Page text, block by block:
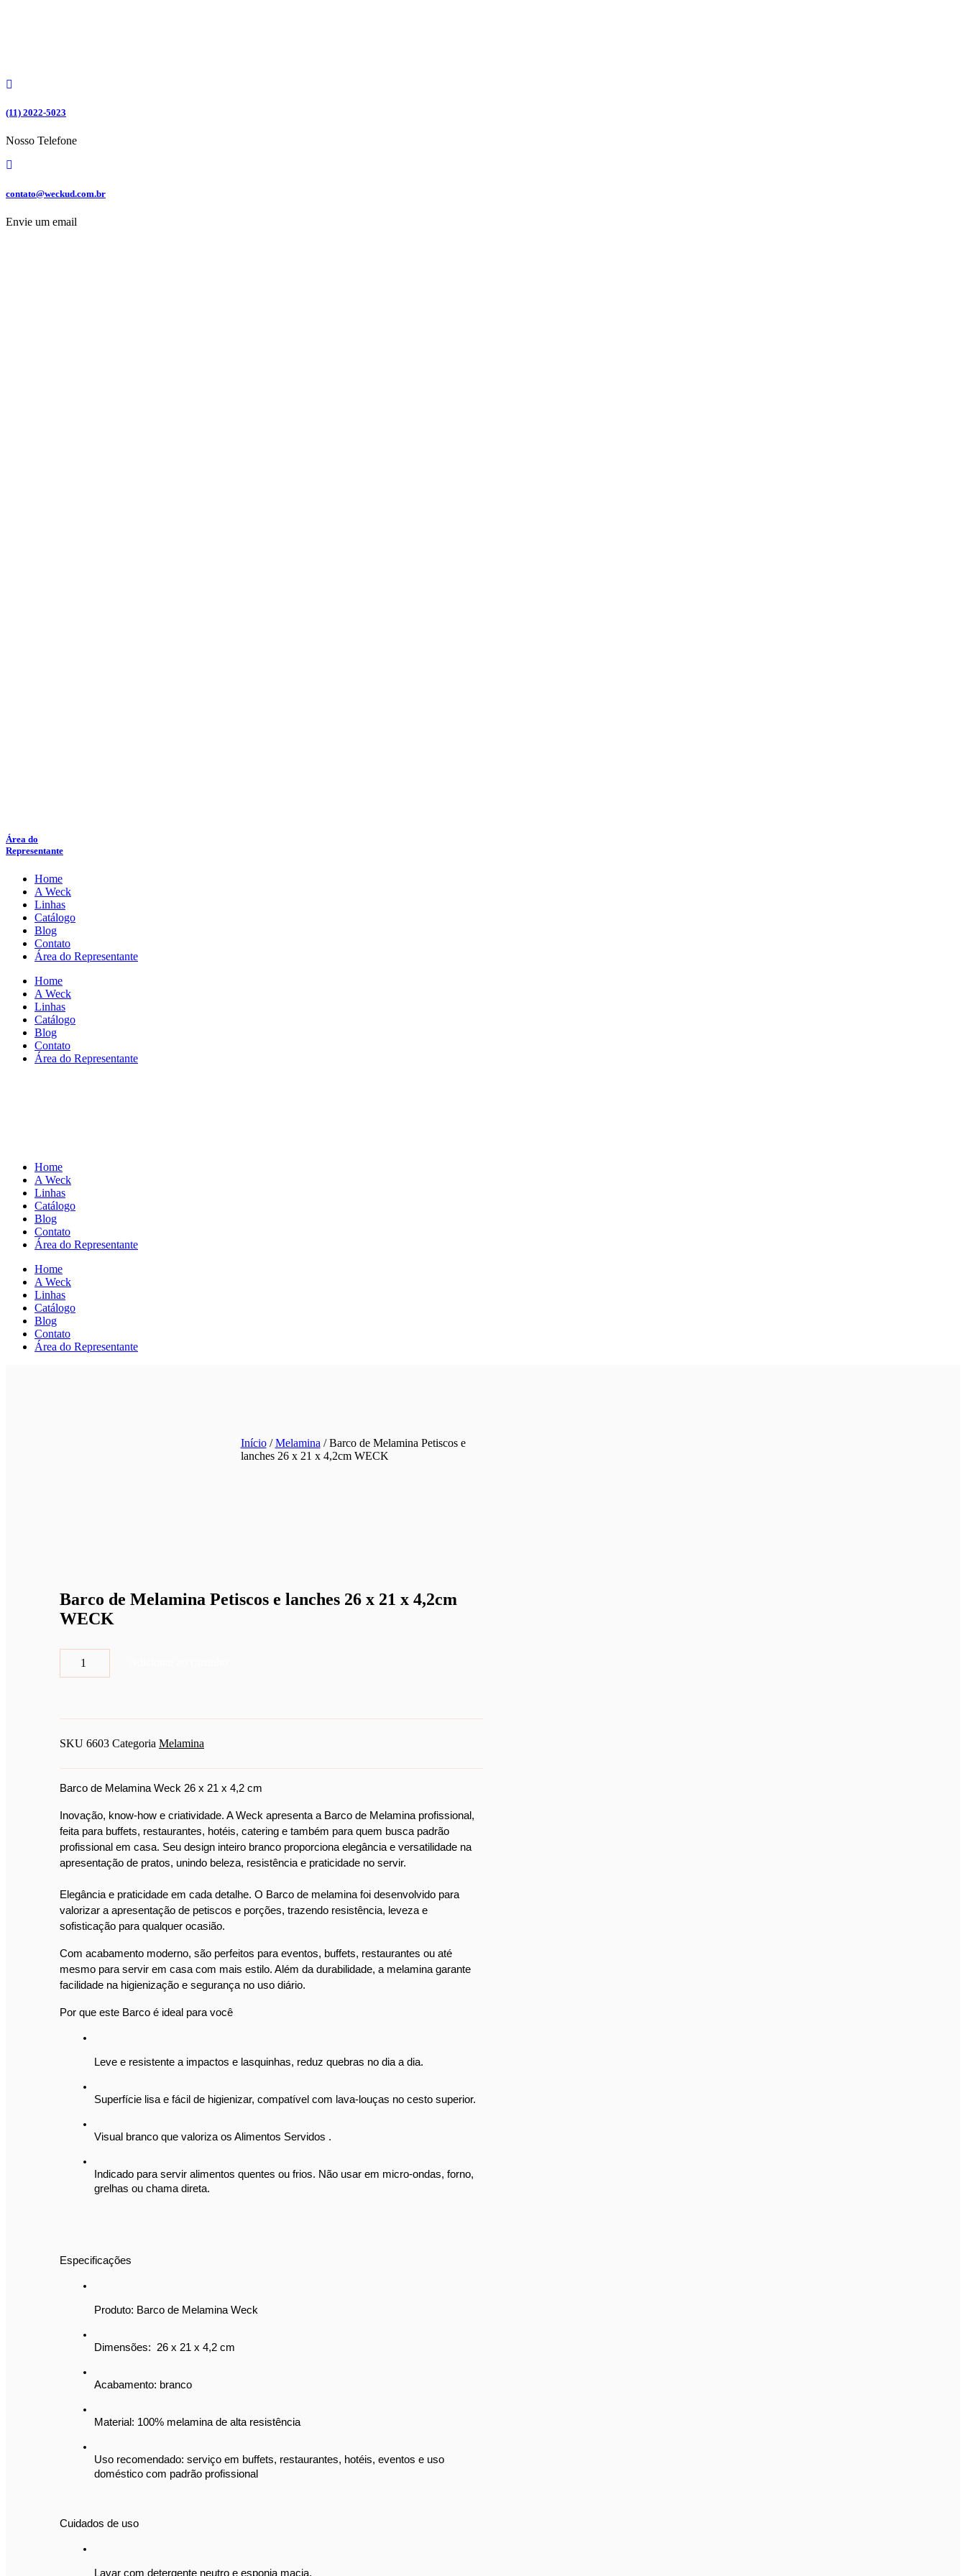
(11) 2022-5023
Nosso Telefone
contato@weckud.com.br
Envie um email
Área do
Representante
Home
A Weck
Linhas
Catálogo
Blog
Contato
Área do Representante
Home
A Weck
Linhas
Catálogo
Blog
Contato
Área do Representante
Home
A Weck
Linhas
Catálogo
Blog
Contato
Área do Representante
Home
A Weck
Linhas
Catálogo
Blog
Contato
Área do Representante
Início/Melamina / Barco de Melamina Petiscos e
lanches 26 x 21 x 4,2cm WECK
Barco de Melamina Petiscos e lanches 26 x 21 x 4,2cm
WECK
Melamina
lanches
x
x
4,2cm
quantidade
SKU 6603 Categoria Melamina
Barco de Melamina Weck 26 x 21 x 4,2 cm
Inovação, know-how e criatividade. A Weck apresenta a Barco de Melamina profissional,
feita para buffets, restaurantes, hotéis, catering e também para quem busca padrão
profissional em casa. Seu design inteiro branco proporciona elegância e versatilidade na
apresentação de pratos, unindo beleza, resistência e praticidade no servir.
Elegância e praticidade em cada detalhe. O Barco de melamina foi desenvolvido para
valorizar a apresentação de petiscos e porções, trazendo resistência, leveza e
sofisticação para qualquer ocasião.
Com acabamento moderno, são perfeitos para eventos, buffets, restaurantes ou até
mesmo para servir em casa com mais estilo. Além da durabilidade, a melamina garante
facilidade na higienização e segurança no uso diário.
Por que este Barco é ideal para você
Leve e resistente a impactos e lasquinhas, reduz quebras no dia a dia.
Superfície lisa e fácil de higienizar, compatível com lava-louças no cesto superior.
Visual branco que valoriza os Alimentos Servidos .
Indicado para servir alimentos quentes ou frios. Não usar em micro-ondas, forno,
grelhas ou chama direta.
Especificações
Produto: Barco de Melamina Weck
Dimensões:  26 x 21 x 4,2 cm
Acabamento: branco
Material: 100% melamina de alta resistência
Uso recomendado: serviço em buffets, restaurantes, hotéis, eventos e uso
doméstico com padrão profissional
Cuidados de uso
Lavar com detergente neutro e esponja macia.